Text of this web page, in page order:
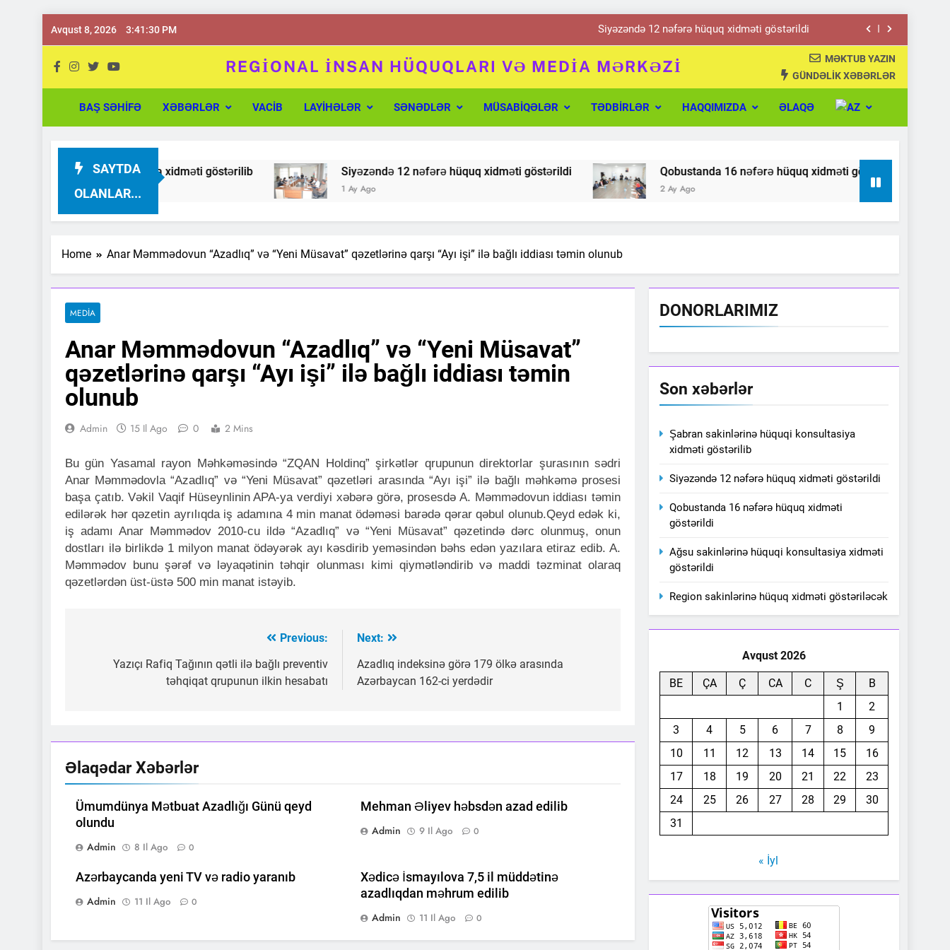
Avqust 8, 2026 3:41:30 PM Siyəzəndə 12 nəfərə hüquq xidməti göstərildi
Qobustanda 16 nəfərə hüquq xidməti göstərildi
Ağsu sakinlərinə hüquqi konsultasiya xidməti göstərildi
Qobustanda 16 nəfərə hüquq xidməti göstərildi
REGİONAL İNSAN HÜQUQLARI VƏ MEDİA MƏRKƏZİ
Regional İnsan Hüquqları və Media Mərkəzi
MƏKTUB YAZIN
GÜNDƏLİK XƏBƏRLƏR
BAŞ SƏHIFƏ XƏBƏRLƏR VACİB LAYIHƏLƏR SƏNƏDLƏR MÜSABIQƏLƏR TƏDBIRLƏR HAQQIMIZDA ƏLAQƏ
SAYTDA
OLANLAR...
hüquqi konsultasiya xidməti göstərilib Siyəzəndə 12 nəfərə hüquq xidməti göstərildi
1 Ay Ago
Qobustanda 16 nəfərə hüquq xidməti göstərildi
2 Ay Ago
Home Anar Məmmədovun “Azadlıq” və “Yeni Müsavat” qəzetlərinə qarşı “Ayı işi” ilə bağlı iddiası təmin olunub
MEDIA
Anar Məmmədovun “Azadlıq” və “Yeni Müsavat”
qəzetlərinə qarşı “Ayı işi” ilə bağlı iddiası təmin
olunub
Admin 15 Il Ago 0 2 Mins
Bu gün Yasamal rayon Məhkəməsində “ZQAN Holdinq” şirkətlər qrupunun direktorlar şurasının sədri
Anar Məmmədovla “Azadlıq” və “Yeni Müsavat” qəzetləri arasında “Ayı işi” ilə bağlı məhkəmə prosesi
başa çatıb. Vəkil Vaqif Hüseynlinin APA-ya verdiyi xəbərə görə, prosesdə A. Məmmədovun iddiası təmin
edilərək hər qəzetin ayrılıqda iş adamına 4 min manat ödəməsi barədə qərar qəbul olunub.Qeyd edək ki,
iş adamı Anar Məmmədov 2010-cu ildə “Azadlıq” və “Yeni Müsavat” qəzetində dərc olunmuş, onun
dostları ilə birlikdə 1 milyon manat ödəyərək ayı kəsdirib yeməsindən bəhs edən yazılara etiraz edib. A.
Məmmədov bunu şərəf və ləyaqətinin təhqir olunması kimi qiymətləndirib və maddi təzminat olaraq
qəzetlərdən üst-üstə 500 min manat istəyib.
naviqasiyası
Previous:
Yazıçı Rafiq Tağının qətli ilə bağlı preventiv
təhqiqat qrupunun ilkin hesabatı
Next:
Azadlıq indeksinə görə 179 ölkə arasında
Azərbaycan 162-ci yerdədir
Əlaqədar Xəbərlər
Ümumdünya Mətbuat Azadlığı Günü qeyd
olundu
Admin
8 Il Ago 0
Mehman Əliyev həbsdən azad edilib
Admin
9 Il Ago 0
Azərbaycanda yeni TV və radio yaranıb
Admin
11 Il Ago 0
Xədicə İsmayılova 7,5 il müddətinə
azadlıqdan məhrum edilib
Admin
11 Il Ago 0
DONORLARIMIZ
Son xəbərlər
Şabran sakinlərinə hüquqi konsultasiya
xidməti göstərilib
Siyəzəndə 12 nəfərə hüquq xidməti göstərildi
Qobustanda 16 nəfərə hüquq xidməti
göstərildi
Ağsu sakinlərinə hüquqi konsultasiya xidməti
göstərildi
Region sakinlərinə hüquq xidməti göstəriləcək
Avqust 2026
BE ÇA Ç CA C Ş
B
1
2
3
4 5 6 7 8
9
10
11 12 13 14 15
16
17
18 19 20 21 22
23
24
25 26 27 28 29
30
31
« İyl